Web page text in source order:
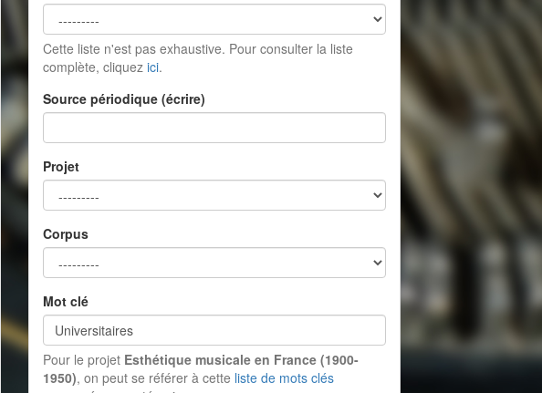
Cette liste n'est pas exhaustive. Pour consulter la liste
complète, cliquez ici.
Source périodique (écrire)
Projet
Corpus
Mot clé
Pour le projet Esthétique musicale en France (1900-
1950), on peut se référer à cette liste de mots clés